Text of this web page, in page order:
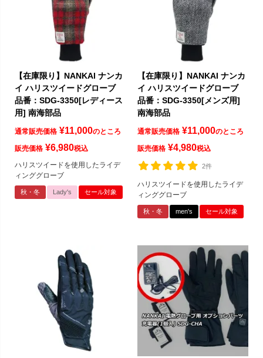
【在庫限り】NANKAI ナンカ
イ ハリスツイードグローブ
品番：SDG-3350[レディース
用] 南海部品
通常販売価格 ¥11,000のところ
販売価格 ¥6,980税込
ハリスツイードを使用したライデ
ィンググローブ
秋・冬 Lady's セール対象
【在庫限り】NANKAI ナンカ
イ ハリスツイードグローブ
品番：SDG-3350[メンズ用]
南海部品
通常販売価格 ¥11,000のところ
販売価格 ¥4,980税込
2件
ハリスツイードを使用したライデ
ィンググローブ
秋・冬 men's セール対象